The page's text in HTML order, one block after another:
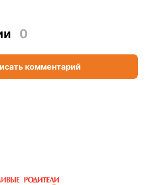
0
комментарий